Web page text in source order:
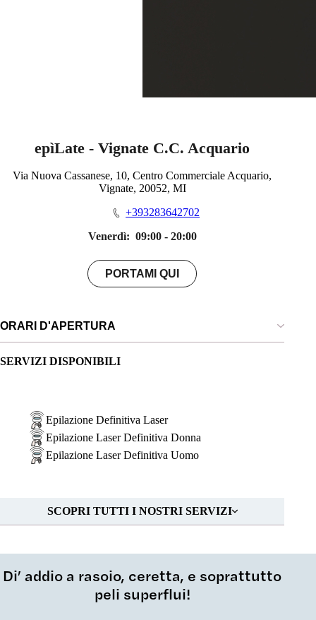
epìLate - Vignate C.C. Acquario
Via Nuova Cassanese, 10, Centro Commerciale Acquario,
Vignate, 20052, MI
+393283642702
Venerdì: 09:00 - 20:00
PORTAMI QUI
ORARI D'APERTURA
SERVIZI DISPONIBILI
Epilazione Definitiva Laser
Epilazione Laser Definitiva Donna
Epilazione Laser Definitiva Uomo
SCOPRI TUTTI I NOSTRI SERVIZI
Di’ addio a rasoio, ceretta, e soprattutto
peli superflui!